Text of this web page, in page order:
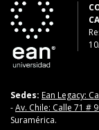
Sedes: Ean Legacy:
-Av. Chile: Calle 71 #
Suramérica.